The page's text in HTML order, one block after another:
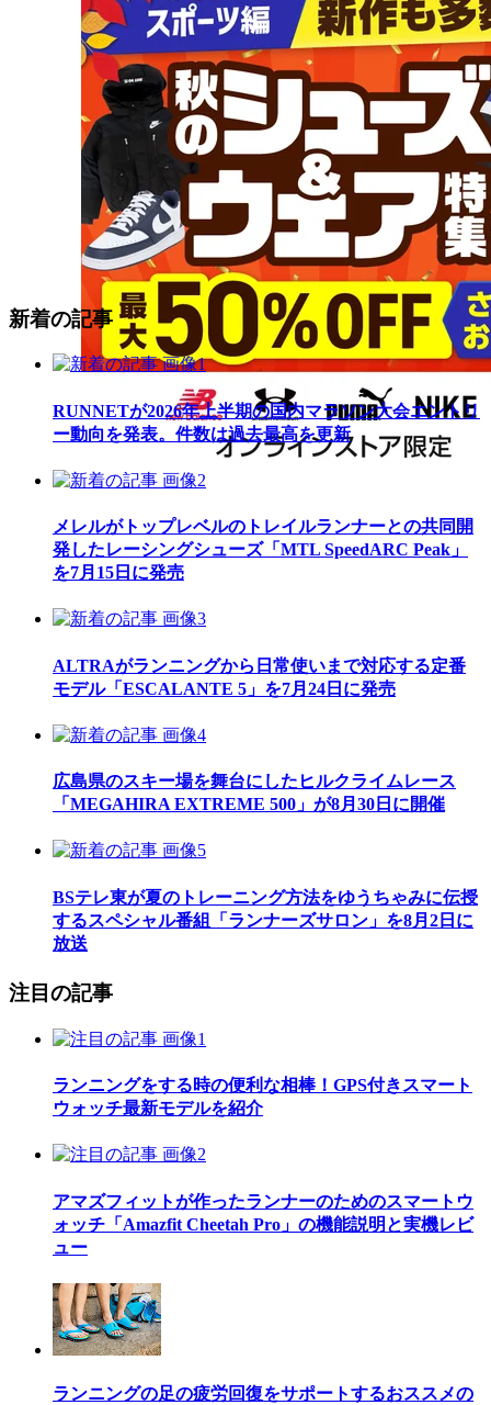
新着の記事
RUNNETが2026年上半期の国内マラソン大会エントリ
ー動向を発表。件数は過去最高を更新
メレルがトップレベルのトレイルランナーとの共同開
発したレーシングシューズ「MTL SpeedARC Peak」
を7月15日に発売
ALTRAがランニングから日常使いまで対応する定番
モデル「ESCALANTE 5」を7月24日に発売
広島県のスキー場を舞台にしたヒルクライムレース
「MEGAHIRA EXTREME 500」が8月30日に開催
BSテレ東が夏のトレーニング方法をゆうちゃみに伝授
するスペシャル番組「ランナーズサロン」を8月2日に
放送
注目の記事
ランニングをする時の便利な相棒！GPS付きスマート
ウォッチ最新モデルを紹介
アマズフィットが作ったランナーのためのスマートウ
ォッチ「Amazfit Cheetah Pro」の機能説明と実機レビ
ュー
ランニングの足の疲労回復をサポートするおススメの